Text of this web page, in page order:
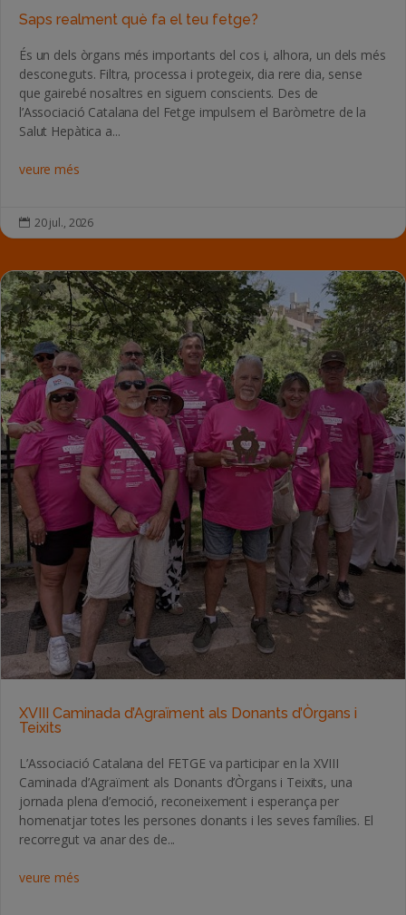
Saps realment què fa el teu fetge?
És un dels òrgans més importants del cos i, alhora, un dels més
desconeguts. Filtra, processa i protegeix, dia rere dia, sense
que gairebé nosaltres en siguem conscients. Des de
l’Associació Catalana del Fetge impulsem el Baròmetre de la
Salut Hepàtica a...
veure més
 20 jul., 2026
XVIII Caminada d’Agraïment als Donants d’Òrgans i
Teixits
L’Associació Catalana del FETGE va participar en la XVIII
Caminada d’Agraïment als Donants d’Òrgans i Teixits, una
jornada plena d’emoció, reconeixement i esperança per
homenatjar totes les persones donants i les seves famílies. El
recorregut va anar des de...
veure més